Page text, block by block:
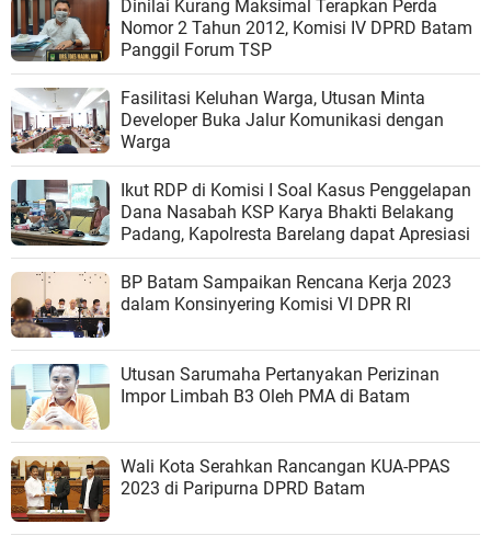
Dinilai Kurang Maksimal Terapkan Perda
Nomor 2 Tahun 2012, Komisi IV DPRD Batam
Panggil Forum TSP
Fasilitasi Keluhan Warga, Utusan Minta
Developer Buka Jalur Komunikasi dengan
Warga
Ikut RDP di Komisi I Soal Kasus Penggelapan
Dana Nasabah KSP Karya Bhakti Belakang
Padang, Kapolresta Barelang dapat Apresiasi
BP Batam Sampaikan Rencana Kerja 2023
dalam Konsinyering Komisi VI DPR RI
Utusan Sarumaha Pertanyakan Perizinan
Impor Limbah B3 Oleh PMA di Batam
Wali Kota Serahkan Rancangan KUA-PPAS
2023 di Paripurna DPRD Batam